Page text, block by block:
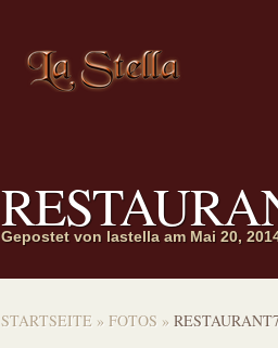
Gepostet von lastella am Mai 20,
STARTSEITE » FOTOS »